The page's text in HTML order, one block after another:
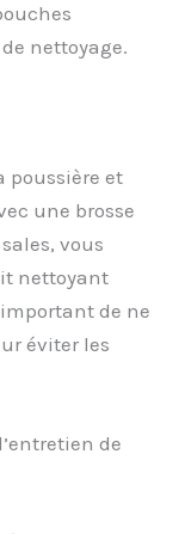
nettoyage.
poussière et
une brosse
vous
nettoyant
de ne
éviter les
de